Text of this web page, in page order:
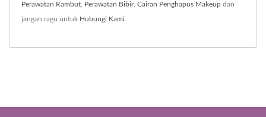
Perawatan Rambut Perawatan Bibir, Cairan Penghapus Makeup dan
jangan ragu untuk Hubungi Kami